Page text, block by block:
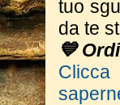
tuo
da te
💙
Clicca